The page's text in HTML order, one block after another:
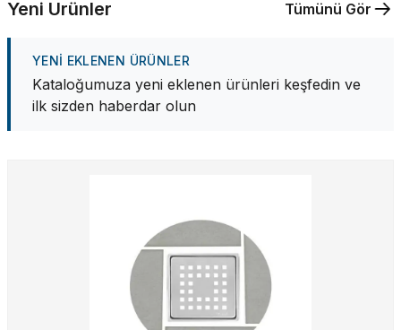
Yeni Ürünler Tümünü Gör
YENI EKLENEN ÜRÜNLER
Kataloğumuza yeni eklenen ürünleri keşfedin ve
ilk sizden haberdar olun